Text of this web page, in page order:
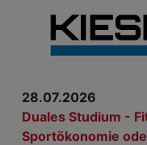
28.07.2026
Duales Studium -
Sportökonomie